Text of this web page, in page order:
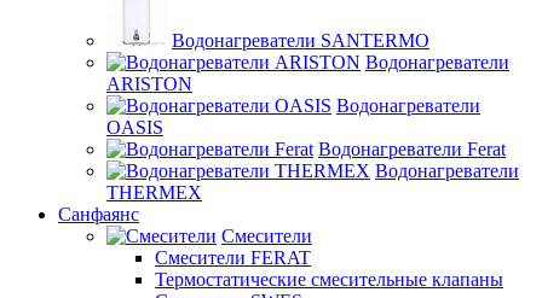
Водонагреватели SANTERMO
Водонагреватели
ARISTON
Водонагреватели
OASIS
Водонагреватели Ferat
Водонагреватели
THERMEX
Санфаянс
Смесители
Смесители FERAT
Термостатические смесительные клапаны